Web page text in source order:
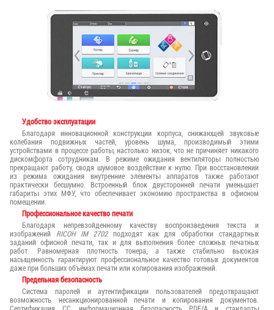
Удобство эксплуатации
Благодаря инновационной конструкции корпуса, снижающей звуковые
колебания подвижных частей, уровень шума, производимый этими
устройствами в процессе работы, настолько низок, что не причиняет никакого
дискомфорта сотрудникам. В режиме ожидания вентиляторы полностью
прекращают работу, сводя шумовое воздействие к нулю. При восстановлении
из режима ожидания внутренние элементы аппаратов также работают
практически бесшумно. Встроенный блок двусторонней печати уменьшает
габариты этих МФУ, что обеспечивает экономию пространства в офисном
помещении.
Профессиональное качество печати
Благодаря непревзойденному качеству воспроизведения текста и
изображений RICOH IM 2702подходят как для обработки стандартных
заданий офисной печати, так и для выполнения более сложных печатных
работ. Равномерная плотность тонера, а также стабильно высокая
насыщенность гарантируют профессиональное качество готовых документов
даже при больших объёмах печати или копирования изображений.
Предельная безопасность
Система паролей и аутентификации пользователей предотвращают
возможность несанкционированной печати и копирования документов.